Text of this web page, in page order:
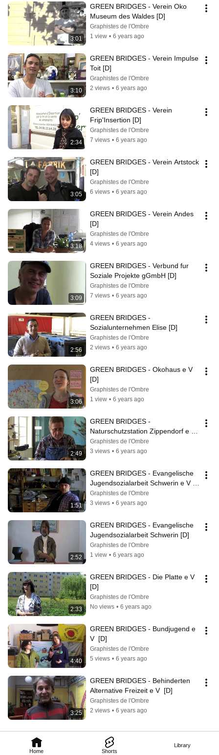
Home Shorts
Library
3:01
GREEN BRIDGES - Verein Oko
Museum des Waldes [D]
Graphistes de l'Ombre
1 view • 6 years ago
3:10
GREEN BRIDGES - Verein Impulse
Toit [D]
Graphistes de l'Ombre
2 views • 6 years ago
2:34
GREEN BRIDGES - Verein
Frip'Insertion [D]
Graphistes de l'Ombre
7 views • 6 years ago
3:05
GREEN BRIDGES - Verein Artstock
[D]
Graphistes de l'Ombre
6 views • 6 years ago
3:18
GREEN BRIDGES - Verein Andes
[D]
Graphistes de l'Ombre
4 views • 6 years ago
3:09
GREEN BRIDGES - Verbund fur
Soziale Projekte gGmbH [D]
Graphistes de l'Ombre
7 views • 6 years ago
2:56
GREEN BRIDGES -
Sozialunternehmen Elise [D]
Graphistes de l'Ombre
2 views • 6 years ago
3:06
GREEN BRIDGES - Okohaus e V
[D]
Graphistes de l'Ombre
1 view • 6 years ago
2:49
GREEN BRIDGES -
Naturschutzstation Zippendorf e V
[D]
Graphistes de l'Ombre
3 views • 6 years ago
1:51
GREEN BRIDGES - Evangelische
Jugendsozialarbeit Schwerin e V
[D]
Graphistes de l'Ombre
3 views • 6 years ago
2:52
GREEN BRIDGES - Evangelische
Jugendsozialarbeit Schwerin [D]
Graphistes de l'Ombre
1 view • 6 years ago
2:33
GREEN BRIDGES - Die Platte e V
[D]
Graphistes de l'Ombre
No views • 6 years ago
4:40
GREEN BRIDGES - Bundjugend e
V  [D]
Graphistes de l'Ombre
5 views • 6 years ago
3:25
GREEN BRIDGES - Behinderten
Alternative Freizeit e V  [D]
Graphistes de l'Ombre
2 views • 6 years ago